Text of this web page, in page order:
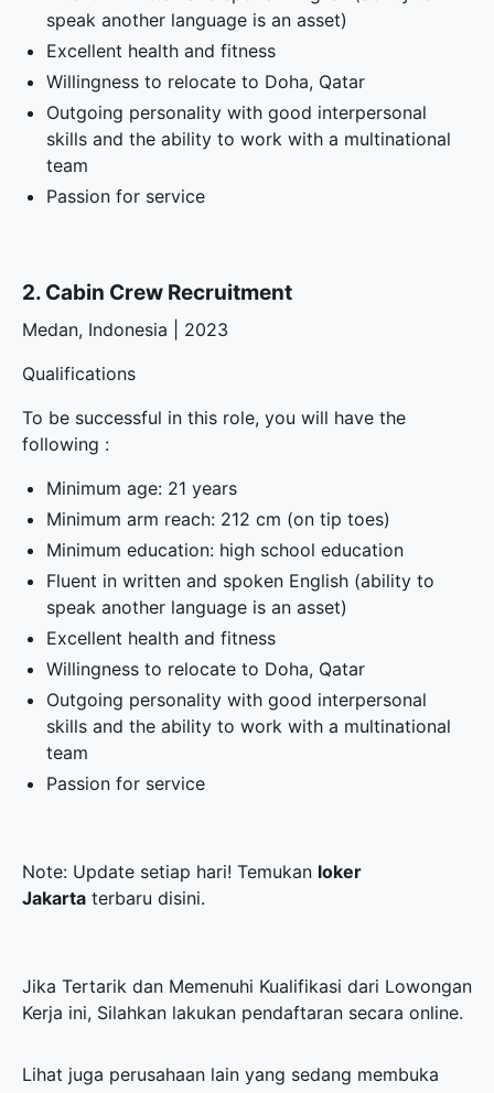
speak another language is an asset)
Excellent health and fitness
Willingness to relocate to Doha, Qatar
Outgoing personality with good interpersonal
skills and the ability to work with a multinational
team
Passion for service
2. Cabin Crew Recruitment
Medan, Indonesia | 2023
Qualifications
To be successful in this role, you will have the
following :
Minimum age: 21 years
Minimum arm reach: 212 cm (on tip toes)
Minimum education: high school education
Fluent in written and spoken English (ability to
speak another language is an asset)
Excellent health and fitness
Willingness to relocate to Doha, Qatar
Outgoing personality with good interpersonal
skills and the ability to work with a multinational
team
Passion for service
Note: Update setiap hari! Temukan loker
Jakarta terbaru disini.
Jika Tertarik dan Memenuhi Kualifikasi dari Lowongan
Kerja ini, Silahkan lakukan pendaftaran secara online.
Lihat juga perusahaan lain yang sedang membuka